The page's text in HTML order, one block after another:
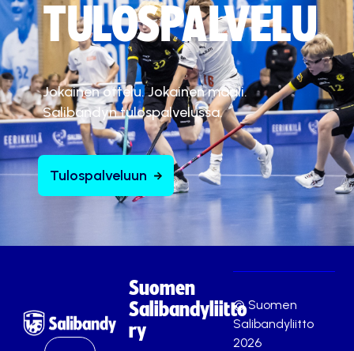
TULOSPALVELU
Jokainen ottelu. Jokainen maali.
Salibandyn tulospalvelussa.
Tulospalveluun
Suomen
Salibandyliitto
ry
© Suomen
Salibandyliitto
2026